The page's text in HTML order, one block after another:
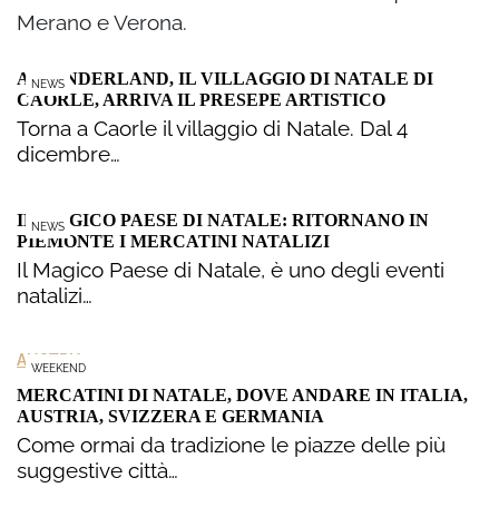
Merano e Verona.
NEWS
A WONDERLAND, IL VILLAGGIO DI NATALE DI
CAORLE, ARRIVA IL PRESEPE ARTISTICO
Torna a Caorle il villaggio di Natale. Dal 4
dicembre…
NEWS
IL MAGICO PAESE DI NATALE: RITORNANO IN
PIEMONTE I MERCATINI NATALIZI
Il Magico Paese di Natale, è uno degli eventi
natalizi…
WEEKEND
AUSTRIA
MERCATINI DI NATALE, DOVE ANDARE IN ITALIA,
AUSTRIA, SVIZZERA E GERMANIA
Come ormai da tradizione le piazze delle più
suggestive città…